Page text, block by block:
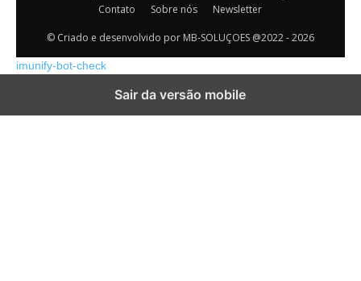
Contato
Sobre nós Newsletter
© Criado e desenvolvido por MB-SOLUÇOES @2022 - 2026
imunify-bot-check
Sair da versão mobile